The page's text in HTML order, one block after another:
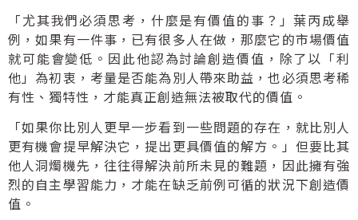
「尤其我們必須思考，什麼是有價值的事？」葉丙成舉
例，如果有一件事，已有很多人在做，那麼它的市場價值
就可能會變低。因此他認為討論創造價值，除了以「利
他」為初衷，考量是否能為別人帶來助益，也必須思考稀
有性、獨特性，才能真正創造無法被取代的價值。
「如果你比別人更早一步看到一些問題的存在，就比別人
更有機會提早解決它，提出更具價值的解方。」但要比其
他人洞燭機先，往往得解決前所未見的難題，因此擁有強
烈的自主學習能力，才能在缺乏前例可循的狀況下創造價
值。